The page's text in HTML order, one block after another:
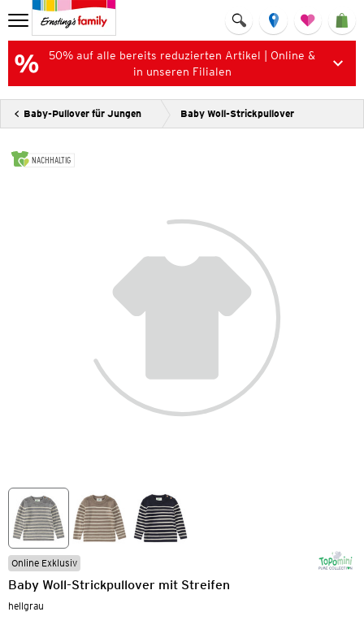
50% auf alle bereits reduzierten Artikel | Online &
in unseren Filialen
Baby-Pullover für Jungen Baby Woll-Strickpullover
NACHHALTIG
Online Exklusiv
Baby Woll-Strickpullover mit Streifen
hellgrau